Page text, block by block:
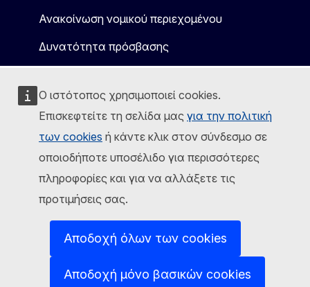
Ο ιστότοπος χρησιμοποιεί cookies.
Επισκεφτείτε τη σελίδα μας για την πολιτική
των cookies ή κάντε κλικ στον σύνδεσμο σε
οποιοδήποτε υποσέλιδο για περισσότερες
πληροφορίες και για να αλλάξετε τις
προτιμήσεις σας.
Αποδοχή όλων των cookies
Αποδοχή μόνο βασικών cookies
Ανακοίνωση νομικού περιεχομένου
Δυνατότητα πρόσβασης